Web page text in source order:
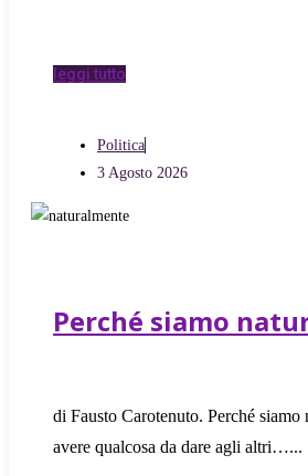
leggi tutto
Politica
3 Agosto 2026
Perché siamo
di Fausto Carotenuto. Perché
avere qualcosa da dare agli altri…